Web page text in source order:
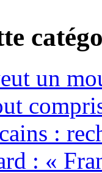
un
:
: «